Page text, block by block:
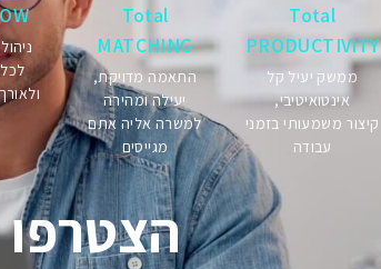
Total
PRODUCTIVITY
ממשק יעיל קל
אינטואיטיבי,
קיצור משמעותי בזמני
עבודה
Total
MATCHING
התאמה מדויקת,
יעילה ומהירה
למשרה אליה אתם
מגייסים
הצטרפו עכשיו ל